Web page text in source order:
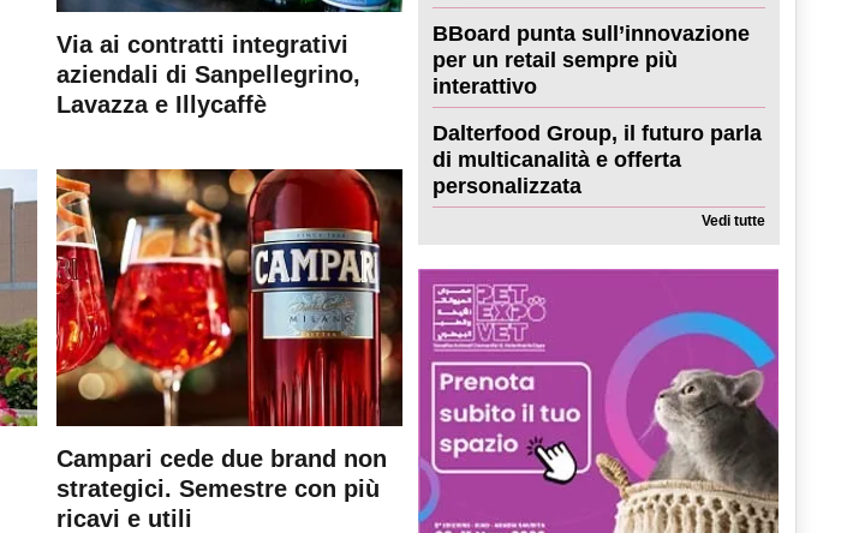
Via ai contratti integrativi
aziendali di Sanpellegrino,
Lavazza e Illycaffè
Campari cede due brand non
strategici. Semestre con più
ricavi e utili
BBoard punta sull’innovazione
per un retail sempre più
interattivo
Dalterfood Group, il futuro parla
di multicanalità e offerta
personalizzata
Vedi tutte